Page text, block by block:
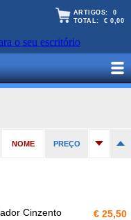
ARTIGOS: 0
TOTAL: € 0,00
NOME PREÇO
Cinzento € 25,50